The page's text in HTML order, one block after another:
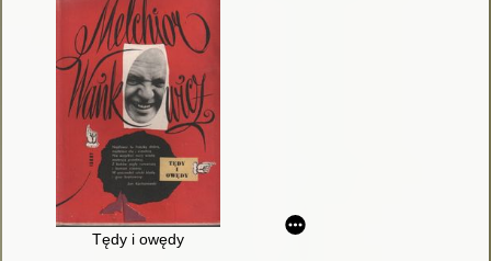
Tędy i owędy